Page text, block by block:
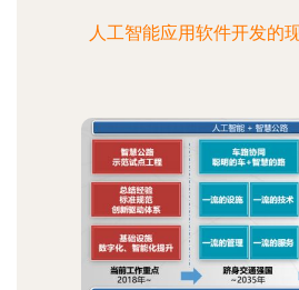
人工智能应用软件开发的